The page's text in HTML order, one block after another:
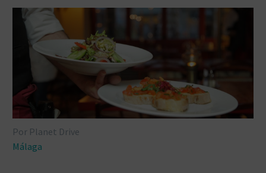
Por Planet Drive
Málaga